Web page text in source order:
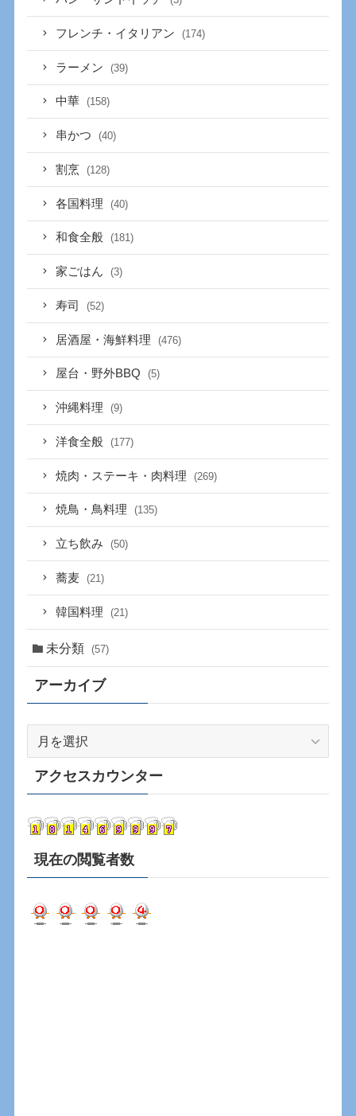
フレンチ・イタリアン (174)
ラーメン (39)
中華 (158)
串かつ (40)
割烹 (128)
各国料理 (40)
和食全般 (181)
家ごはん (3)
寿司 (52)
居酒屋・海鮮料理 (476)
屋台・野外BBQ (5)
沖縄料理 (9)
洋食全般 (177)
焼肉・ステーキ・肉料理 (269)
焼鳥・鳥料理 (135)
立ち飲み (50)
蕎麦 (21)
韓国料理 (21)
未分類 (57)
アーカイブ
カ
イ
アクセスカウンター
現在の閲覧者数